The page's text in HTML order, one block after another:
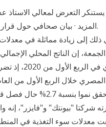
المزيد · بيان صحافي حول قرار محكمة نيويورك في قضية بارتليت.
إلى زيادة مماثلة في
تونس انكمش
نحو 0.7%، لكنه كان من
شركتا "بيونتك" و"فايزر"،
وارتفعت معدلات سوء التغذية